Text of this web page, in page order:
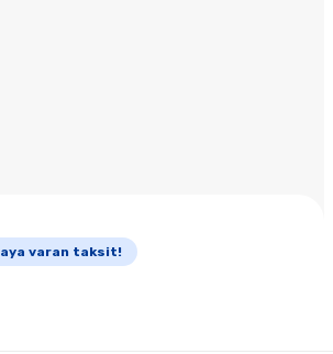
aya varan taksit!